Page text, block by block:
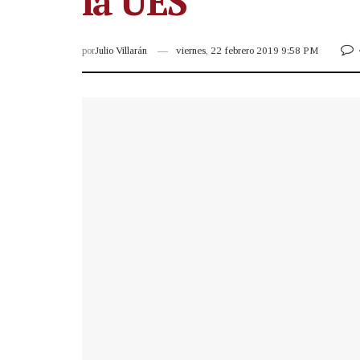
porJulio Villarán viernes, 22 febrero 2019 9:58 PM